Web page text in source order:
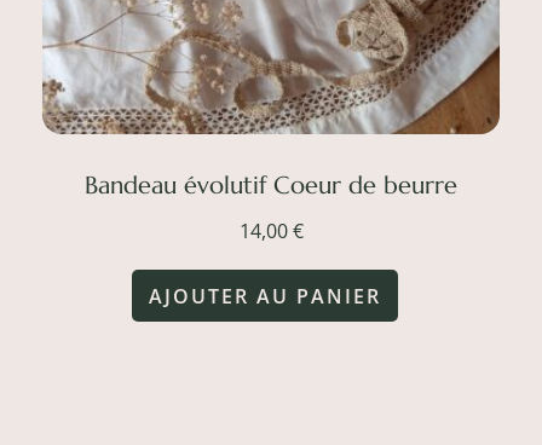
Bandeau évolutif Coeur de beurre
14,00€
AJOUTER AU PANIER